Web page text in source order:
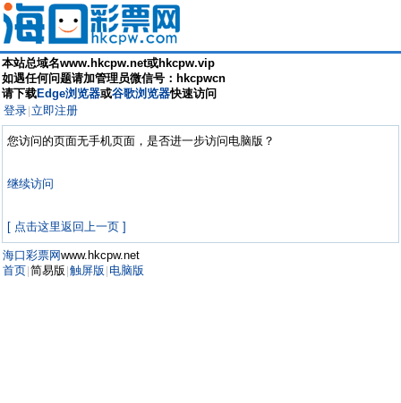
本站总域名www.hkcpw.net或hkcpw.vip
如遇任何问题请加管理员微信号：hkcpwcn
请下载Edge浏览器或谷歌浏览器快速访问
登录 立即注册
您访问的页面无手机页面，是否进一步访问电脑版？
继续访问
[ 点击这里返回上一页 ]
海口彩票网www.hkcpw.net
首页 简易版 触屏版 电脑版